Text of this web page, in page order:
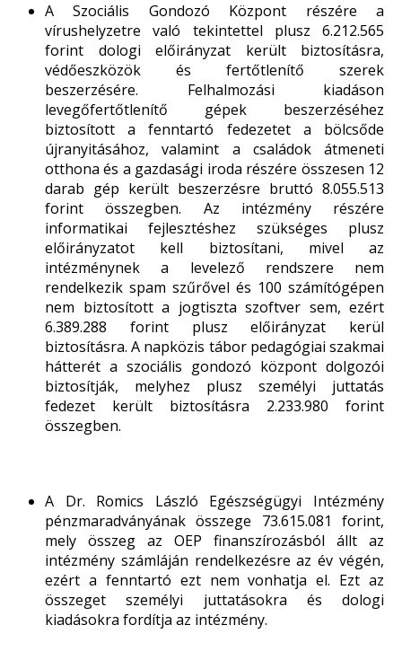
A Szociális Gondozó Központ részére a
vírushelyzetre való tekintettel plusz 6.212.565
forint dologi előirányzat került biztosításra,
védőeszközök és fertőtlenítő szerek
beszerzésére. Felhalmozási kiadáson
levegőfertőtlenítő gépek beszerzéséhez
biztosított a fenntartó fedezetet a bölcsőde
újranyitásához, valamint a családok átmeneti
otthona és a gazdasági iroda részére összesen 12
darab gép került beszerzésre bruttó 8.055.513
forint összegben. Az intézmény részére
informatikai fejlesztéshez szükséges plusz
előirányzatot kell biztosítani, mivel az
intézménynek a levelező rendszere nem
rendelkezik spam szűrővel és 100 számítógépen
nem biztosított a jogtiszta szoftver sem, ezért
6.389.288 forint plusz előirányzat kerül
biztosításra. A napközis tábor pedagógiai szakmai
hátterét a szociális gondozó központ dolgozói
biztosítják, melyhez plusz személyi juttatás
fedezet került biztosításra 2.233.980 forint
összegben.
A Dr. Romics László Egészségügyi Intézmény
pénzmaradványának összege 73.615.081 forint,
mely összeg az OEP finanszírozásból állt az
intézmény számláján rendelkezésre az év végén,
ezért a fenntartó ezt nem vonhatja el. Ezt az
összeget személyi juttatásokra és dologi
kiadásokra fordítja az intézmény.